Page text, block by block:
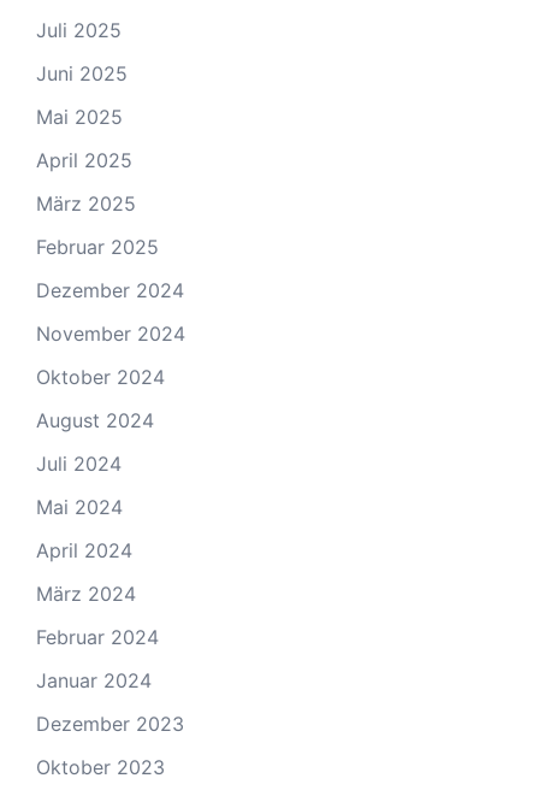
Juli 2025
Juni 2025
Mai 2025
April 2025
März 2025
Februar 2025
Dezember 2024
November 2024
Oktober 2024
August 2024
Juli 2024
Mai 2024
April 2024
März 2024
Februar 2024
Januar 2024
Dezember 2023
Oktober 2023